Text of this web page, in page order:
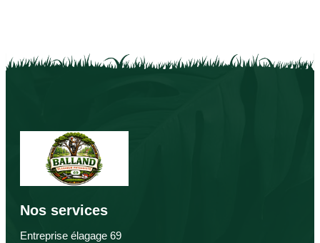
Nos services
Entreprise élagage 69